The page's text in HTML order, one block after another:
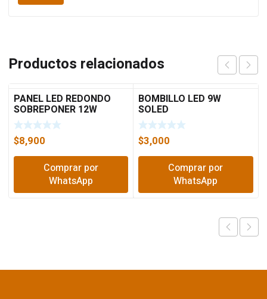
Productos relacionados
PANEL LED REDONDO
SOBREPONER 12W
SOLED
$8,900
Comprar por
WhatsApp
BOMBILLO LED 9W
SOLED
$3,000
Comprar por
WhatsApp